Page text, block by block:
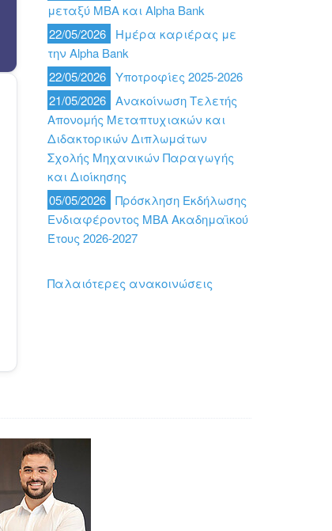
μεταξύ ΜΒΑ και Alpha Bank
22/05/2026
Ημέρα καριέρας με
την Alpha Bank
22/05/2026 Υποτροφίες 2025-2026
21/05/2026 Ανακοίνωση Τελετής
Απονομής Μεταπτυχιακών και
Διδακτορικών Διπλωμάτων
Σχολής Μηχανικών Παραγωγής
και Διοίκησης
05/05/2026 Πρόσκληση Εκδήλωσης
Ενδιαφέροντος MBA Ακαδημαϊκού
Έτους 2026-2027
Παλαιότερες ανακοινώσεις